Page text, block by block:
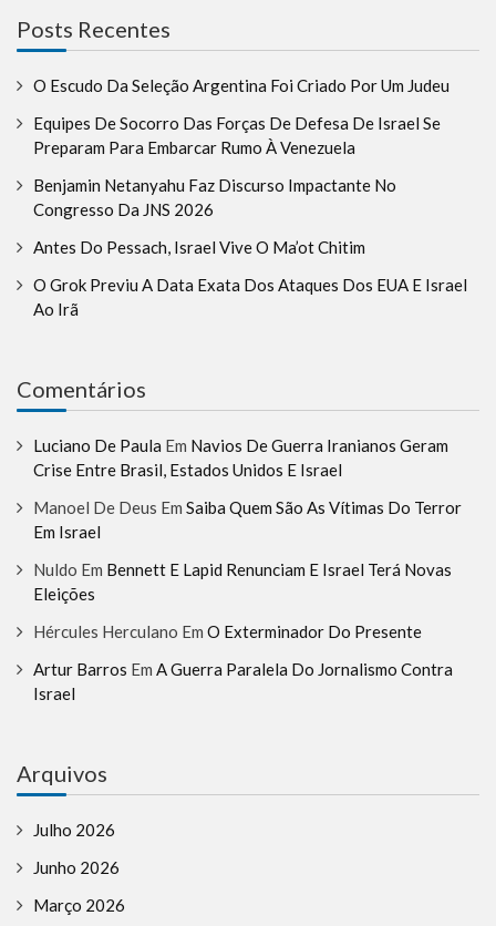
Posts Recentes
O Escudo Da Seleção Argentina Foi Criado Por Um Judeu
Equipes De Socorro Das Forças De Defesa De Israel Se
Preparam Para Embarcar Rumo À Venezuela
Benjamin Netanyahu Faz Discurso Impactante No
Congresso Da JNS 2026
Antes Do Pessach, Israel Vive O Ma’ot Chitim
O Grok Previu A Data Exata Dos Ataques Dos EUA E Israel
Ao Irã
Comentários
Luciano De Paula Em Navios De Guerra Iranianos Geram
Crise Entre Brasil, Estados Unidos E Israel
Manoel De Deus Em Saiba Quem São As Vítimas Do Terror
Em Israel
Nuldo Em Bennett E Lapid Renunciam E Israel Terá Novas
Eleições
Hércules Herculano Em O Exterminador Do Presente
Artur Barros Em A Guerra Paralela Do Jornalismo Contra
Israel
Arquivos
Julho 2026
Junho 2026
Março 2026